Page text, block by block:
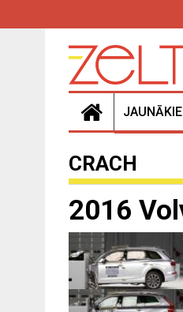
CRACH
2016